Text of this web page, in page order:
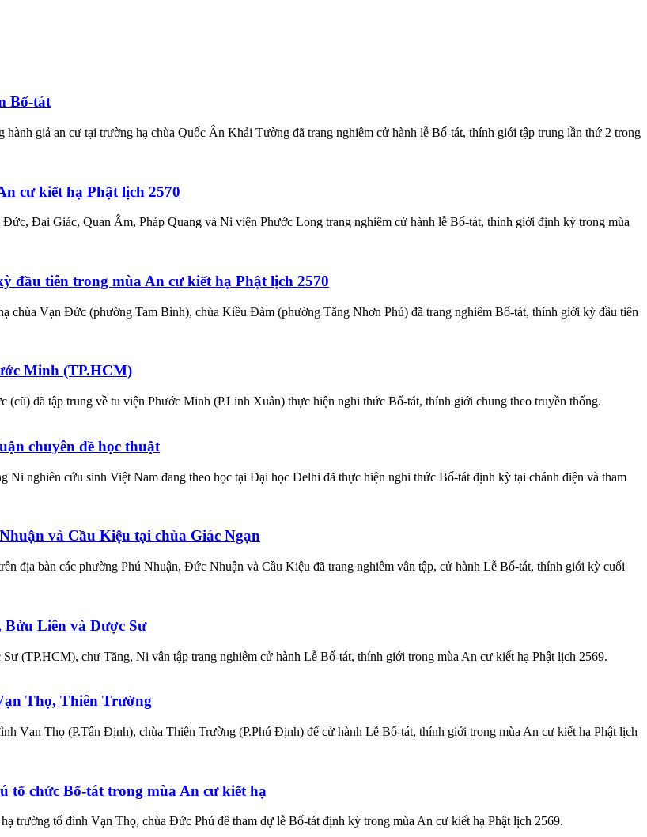
Bố-tát
giả an cư tại trường hạ chùa Quốc Ân Khải Tường đã trang nghiêm cử hành lễ Bố-tát, thính giới tập trung lần thứ 2 trong
cư kiết hạ Phật lịch 2570
Đại Giác, Quan Âm, Pháp Quang và Ni viện Phước Long trang nghiêm cử hành lễ Bố-tát, thính giới định kỳ trong mùa
tiên trong mùa An cư kiết hạ Phật lịch 2570
chùa Vạn Đức (phường Tam Bình), chùa Kiều Đàm (phường Tăng Nhơn Phú) đã trang nghiêm Bố-tát, thính giới kỳ đầu tiên
Minh (TP.HCM)
đã tập trung về tu viện Phước Minh (P.Linh Xuân) thực hiện nghi thức Bố-tát, thính giới chung theo truyền thống.
chuyên đề học thuật
nghiên cứu sinh Việt Nam đang theo học tại Đại học Delhi đã thực hiện nghi thức Bố-tát định kỳ tại chánh điện và tham
và Cầu Kiệu tại chùa Giác Ngạn
địa bàn các phường Phú Nhuận, Đức Nhuận và Cầu Kiệu đã trang nghiêm vân tập, cử hành Lễ Bố-tát, thính giới kỳ cuối
Liên và Dược Sư
(TP.HCM), chư Tăng, Ni vân tập trang nghiêm cử hành Lễ Bố-tát, thính giới trong mùa An cư kiết hạ Phật lịch 2569.
Thọ, Thiên Trường
Vạn Thọ (P.Tân Định), chùa Thiên Trường (P.Phú Định) để cử hành Lễ Bố-tát, thính giới trong mùa An cư kiết hạ Phật lịch
chức Bố-tát trong mùa An cư kiết hạ
trường tổ đình Vạn Thọ, chùa Đức Phú để tham dự lễ Bố-tát định kỳ trong mùa An cư kiết hạ Phật lịch 2569.